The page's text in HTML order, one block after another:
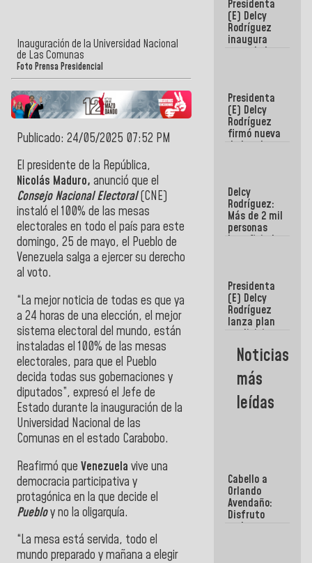
Inauguración de la Universidad Nacional
de Las Comunas
Foto Prensa Presidencial
Publicado: 24/05/2025 07:52 PM
El presidente de la República,
Nicolás Maduro, anunció que el
Consejo Nacional Electoral(CNE)
instaló el 100% de las mesas
electorales en todo el país para este
domingo, 25 de mayo, el Pueblo de
Venezuela salga a ejercer su derecho
al voto.
“La mejor noticia de todas es que ya
a 24 horas de una elección, el mejor
sistema electoral del mundo, están
instaladas el 100% de las mesas
electorales, para que el Pueblo
decida todas sus gobernaciones y
diputados”, expresó el Jefe de
Estado durante la inauguración de la
Universidad Nacional de las
Comunas en el estado Carabobo.
Reafirmó que Venezuela vive una
democracia participativa y
protagónica en la que decide el
Puebloy no la oligarquía.
“La mesa está servida, todo el
mundo preparado y mañana a elegir
abuelos
Presidenta
(E) Delcy
Rodríguez
inaugura
casa de los
Presidenta
(E) Delcy
Rodríguez
firmó nueva
de Ley de
Delcy
Rodríguez:
Más de 2 mil
personas
beneficiadas
emergencia
sísmica en
la última
semana
Presidenta
(E) Delcy
Rodríguez
lanza plan
crediticio
con subsidio
a Juntas de
Condominio
Noticias
más
leídas
Cabello a
Orlando
Avendaño:
Disfruto
cada vez